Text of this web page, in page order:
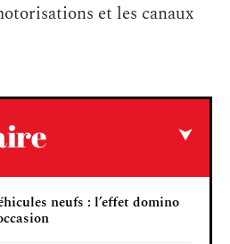
et les canaux
neufs : l’effet domino